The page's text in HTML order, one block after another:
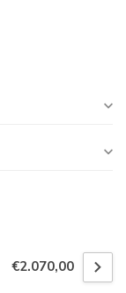
€2.070,00